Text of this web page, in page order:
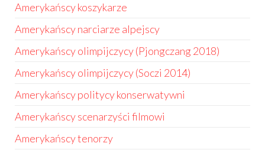
Amerykańscy koszykarze
Amerykańscy narciarze alpejscy
Amerykańscy olimpijczycy (Pjongczang 2018)
Amerykańscy olimpijczycy (Soczi 2014)
Amerykańscy politycy konserwatywni
Amerykańscy scenarzyści filmowi
Amerykańscy tenorzy